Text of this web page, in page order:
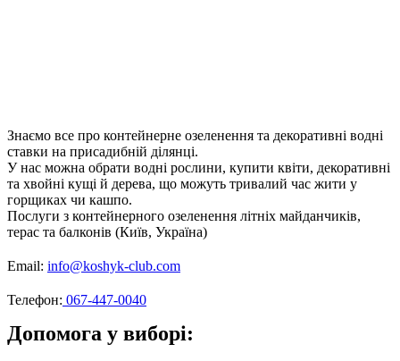
Знаємо все про контейнерне озеленення та декоративні водні
ставки на присадибній ділянці.
У нас можна обрати водні рослини, купити квіти, декоративні
та хвойні кущі й дерева, що можуть тривалий час жити у
горщиках чи кашпо.
Послуги з контейнерного озеленення літніх майданчиків,
терас та балконів (Київ, Україна)
Email: info@koshyk-club.com
Телефон: 067-447-0040
Допомога у виборі: